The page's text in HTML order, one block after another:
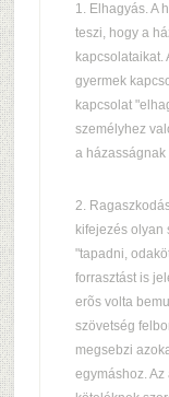
1. Elhagyás. A
teszi, hogy a
kapcsolataikat.
gyermek
kapcsolat
személyhez
a
2.
kifejezés olyan
"tapadni,
forrasztást is
erõs volta
szövetség
megsebzi
egymáshoz.